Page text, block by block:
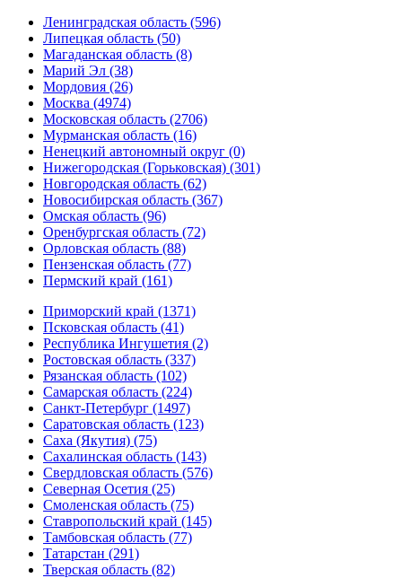
Ленинградская область (596)
Липецкая область (50)
Магаданская область (8)
Марий Эл (38)
Мордовия (26)
Москва (4974)
Московская область (2706)
Мурманская область (16)
Ненецкий автономный округ (0)
Нижегородская (Горьковская) (301)
Новгородская область (62)
Новосибирская область (367)
Омская область (96)
Оренбургская область (72)
Орловская область (88)
Пензенская область (77)
Пермский край (161)
Приморский край (1371)
Псковская область (41)
Республика Ингушетия (2)
Ростовская область (337)
Рязанская область (102)
Самарская область (224)
Санкт-Петербург (1497)
Саратовская область (123)
Саха (Якутия) (75)
Сахалинская область (143)
Свердловская область (576)
Северная Осетия (25)
Смоленская область (75)
Ставропольский край (145)
Тамбовская область (77)
Татарстан (291)
Тверская область (82)